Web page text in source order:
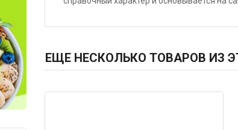
ЕЩЕ НЕСКОЛЬКО ТОВАРОВ ИЗ